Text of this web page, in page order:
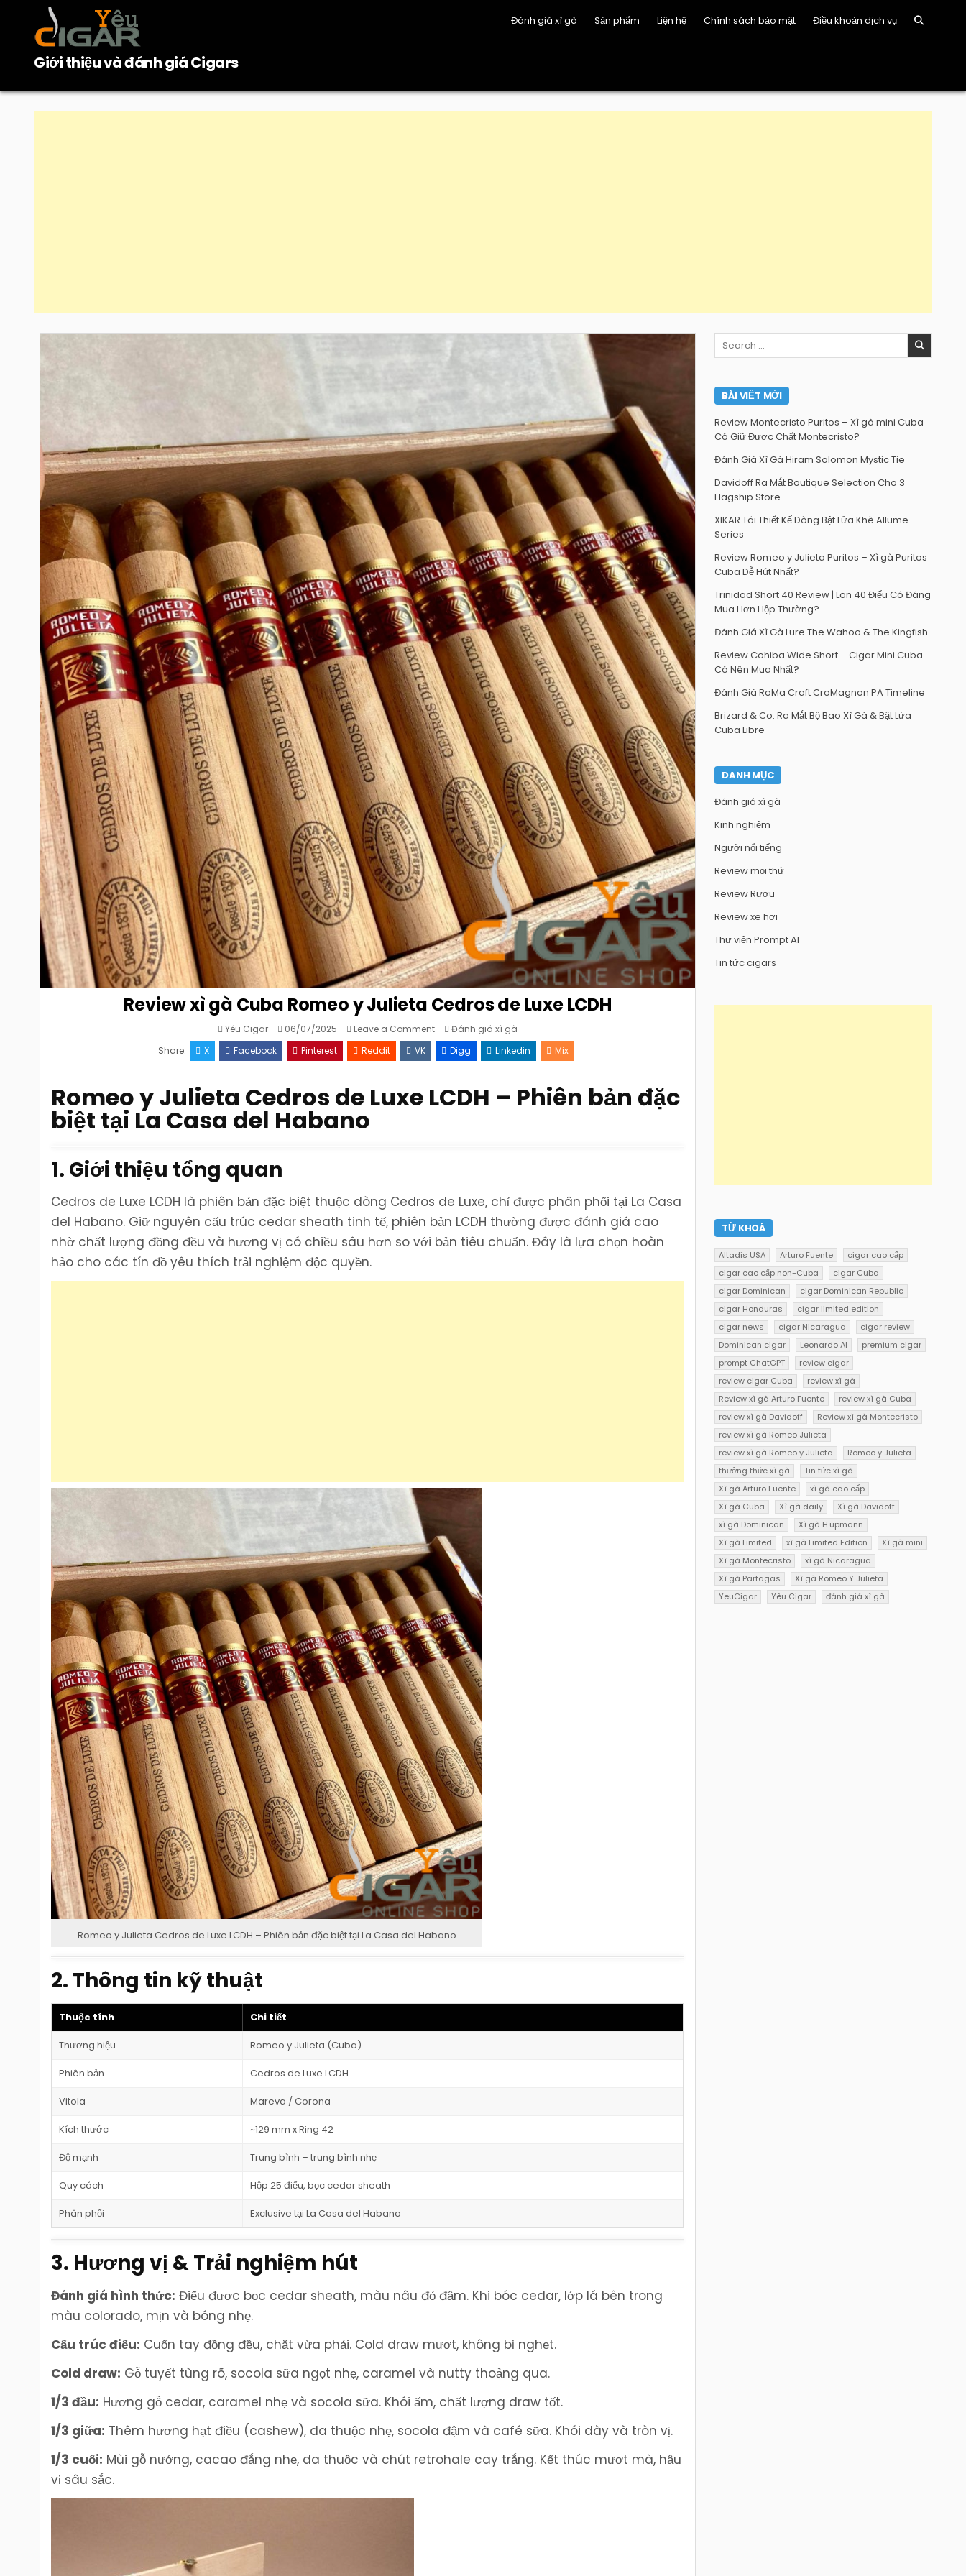
content
Giới thiệu và đánh giá Cigars
Đánh giá xì gà Sản phẩm Liện hệ Chính sách bảo mật Điều khoản dịch vụ
Review xì gà Cuba Romeo y Julieta Cedros de Luxe LCDH
Yêu Cigar 06/07/2025 Leave a Commenton
gà
Cuba
Julieta
Cedros
de
Posted
Đánh giá xì gà
Share:
X Facebook Pinterest Reddit VK Digg Linkedin Mix
Romeo y Julieta Cedros de Luxe LCDH – Phiên bản đặc
biệt tại La Casa del Habano
1. Giới thiệu tổng quan
Cedros de Luxe LCDH là phiên bản đặc biệt thuộc dòng Cedros de Luxe, chỉ được phân phối tại La Casa
del Habano. Giữ nguyên cấu trúc cedar sheath tinh tế, phiên bản LCDH thường được đánh giá cao
nhờ chất lượng đồng đều và hương vị có chiều sâu hơn so với bản tiêu chuẩn. Đây là lựa chọn hoàn
hảo cho các tín đồ yêu thích trải nghiệm độc quyền.
Romeo y Julieta Cedros de Luxe LCDH – Phiên bản đặc biệt tại La Casa del Habano
2. Thông tin kỹ thuật
Thuộc tính Chi tiết
Thương hiệu Romeo y Julieta (Cuba)
Phiên bản Cedros de Luxe LCDH
Vitola Mareva / Corona
Kích thước ~129 mm x Ring 42
Độ mạnh Trung bình – trung bình nhẹ
Quy cách Hộp 25 điếu, bọc cedar sheath
Phân phối Exclusive tại La Casa del Habano
3. Hương vị & Trải nghiệm hút
Đánh giá hình thức: Điếu được bọc cedar sheath, màu nâu đỏ đậm. Khi bóc cedar, lớp lá bên trong
màu colorado, mịn và bóng nhẹ.
Cấu trúc điếu: Cuốn tay đồng đều, chặt vừa phải. Cold draw mượt, không bị nghẹt.
Cold draw: Gỗ tuyết tùng rõ, socola sữa ngọt nhẹ, caramel và nutty thoảng qua.
1/3 đầu: Hương gỗ cedar, caramel nhẹ và socola sữa. Khói ấm, chất lượng draw tốt.
1/3 giữa: Thêm hương hạt điều (cashew), da thuộc nhẹ, socola đậm và café sữa. Khói dày và tròn vị.
1/3 cuối: Mùi gỗ nướng, cacao đắng nhẹ, da thuộc và chút retrohale cay trắng. Kết thúc mượt mà, hậu
vị sâu sắc.
Search
for:
BÀI VIẾT MỚI
Review Montecristo Puritos – Xì gà mini Cuba
Có Giữ Được Chất Montecristo?
Đánh Giá Xì Gà Hiram Solomon Mystic Tie
Davidoff Ra Mắt Boutique Selection Cho 3
Flagship Store
XIKAR Tái Thiết Kế Dòng Bật Lửa Khè Allume
Series
Review Romeo y Julieta Puritos – Xì gà Puritos
Cuba Dễ Hút Nhất?
Trinidad Short 40 Review | Lon 40 Điếu Có Đáng
Mua Hơn Hộp Thường?
Đánh Giá Xì Gà Lure The Wahoo & The Kingfish
Review Cohiba Wide Short – Cigar Mini Cuba
Có Nên Mua Nhất?
Đánh Giá RoMa Craft CroMagnon PA Timeline
Brizard & Co. Ra Mắt Bộ Bao Xì Gà & Bật Lửa
Cuba Libre
DANH MỤC
Đánh giá xì gà
Kinh nghiệm
Người nổi tiếng
Review mọi thứ
Review Rượu
Review xe hơi
Thư viện Prompt AI
Tin tức cigars
TỪ KHOÁ
Altadis USA Arturo Fuente
cigar cao cấp
cigar cao cấp non-Cuba
cigar Cuba
cigar Dominican
cigar Dominican Republic
cigar Honduras
cigar limited edition
cigar news
cigar Nicaragua
cigar review
Dominican cigar
Leonardo AI
premium cigar
prompt ChatGPT
review cigar
review cigar Cuba
review xì gà
Review xì gà Arturo Fuente
review xì gà Cuba
review xì gà Davidoff
Review xì gà Montecristo
review xì gà Romeo Julieta
review xì gà Romeo y Julieta
Romeo y Julieta
thưởng thức xì gà
Tin tức xì gà
Xì gà Arturo Fuente
xì gà cao cấp
Xì gà Cuba
Xì gà daily
Xì gà Davidoff
xì gà Dominican
Xì gà H.upmann
Xì gà Limited
xì gà Limited Edition
Xì gà mini
Xì gà Montecristo
xì gà Nicaragua
Xì gà Partagas
Xì gà Romeo Y Julieta
YeuCigar
Yêu Cigar đánh giá xì gà